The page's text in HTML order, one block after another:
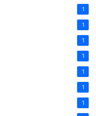
1
1
1
1
1
1
1